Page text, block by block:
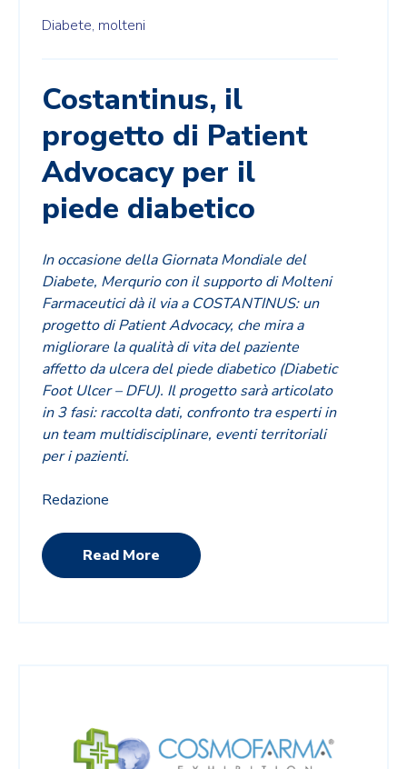
Diabete, molteni
Costantinus, il
progetto di Patient
Advocacy per il
piede diabetico
In occasione della Giornata Mondiale del
Diabete, Merqurio con il supporto di Molteni
Farmaceutici dà il via a COSTANTINUS: un
progetto di Patient Advocacy, che mira a
migliorare la qualità di vita del paziente
affetto da ulcera del piede diabetico (Diabetic
Foot Ulcer – DFU). Il progetto sarà articolato
in 3 fasi: raccolta dati, confronto tra esperti in
un team multidisciplinare, eventi territoriali
per i pazienti.
Redazione
Read More